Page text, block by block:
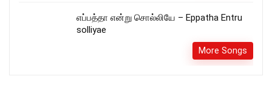
எப்பத்தா என்று சொல்லியே – Eppatha Entru
solliyae
More Songs